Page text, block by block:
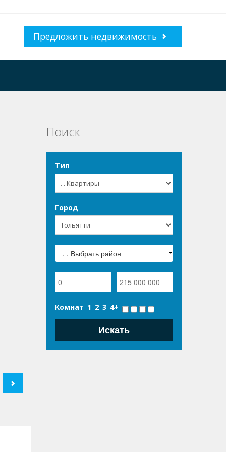
Предложить недвижимость
Поиск
Тип
Город
. . Выбрать район
Комнат 1 2 3 4+